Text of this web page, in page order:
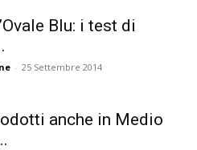
Blu: i test di
- 25 Settembre 2014
anche in Medio